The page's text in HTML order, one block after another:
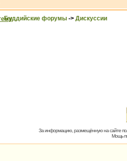
Буддийские форумы -> Дискуссии
За информацию, размещённую на сайте
Мощь